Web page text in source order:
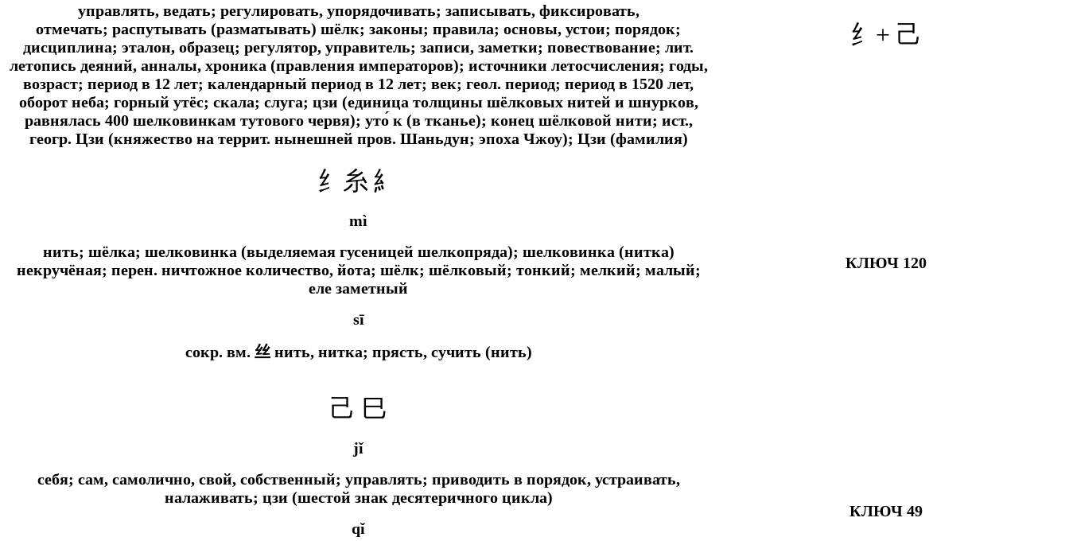
управлять, ведать; регулировать, упорядочивать; записывать, фиксировать,
отмечать; распутывать (разматывать) шёлк; законы; правила; основы, устои; порядок;
дисциплина; эталон, образец; регулятор, управитель; записи, заметки; повествование; лит.
летопись деяний, анналы, хроника (правления императоров); источники летосчисления; годы,
возраст; период в 12 лет; календарный период в 12 лет; век; геол. период; период в 1520 лет,
оборот неба; горный утёс; скала; слуга; цзи (единица толщины шёлковых нитей и шнурков,
равнялась 400 шелковинкам тутового червя); уто́ к (в тканье); конец шёлковой нити; ист.,
геогр. Цзи (княжество на террит. нынешней пров. Шаньдун; эпоха Чжоу); Цзи (фамилия)
纟+ 己
纟糸 糹
mì
нить; шёлка; шелковинка (выделяемая гусеницей шелкопряда); шелковинка (нитка)
некручёная; перен. ничтожное количество, йота; шёлк; шёлковый; тонкий; мелкий; малый;
еле заметный
sī
сокр. вм. 丝 нить, нитка; прясть, сучить (нить)
КЛЮЧ 120
己 巳
jǐ
себя; сам, самолично, свой, собственный; управлять; приводить в порядок, устраивать,
налаживать; цзи (шестой знак десятеричного цикла)
qǐ
КЛЮЧ 49